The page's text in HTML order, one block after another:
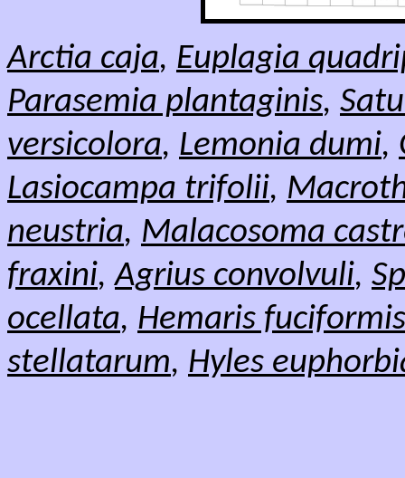
Arctia caja, Euplagia
Parasemia plantaginis,
versicolora, Lemonia dumi,
Lasiocampa trifolii,
neustria, Malacosoma
fraxini,Agrius convolvuli,
ocellata, Hemaris fuciformis
stellatarum, Hyles